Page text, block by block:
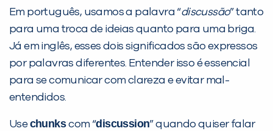
Em português, usamos a palavra “discussão” tanto
para uma troca de ideias quanto para uma briga.
Já em inglês, esses dois significados são expressos
por palavras diferentes. Entender isso é essencial
para se comunicar com clareza e evitar mal-
entendidos.
Usechunkscom “discussion” quando quiser falar
Você é aluno inFlux?